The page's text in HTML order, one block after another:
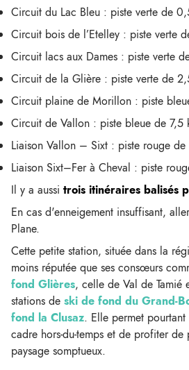
Circuit du Lac Bleu : piste verte de
Circuit bois de l’Etelley : piste verte
Circuit lacs aux Dames : piste verte
Circuit de la Glière : piste verte de
Circuit plaine de Morillon : piste
Circuit de Vallon : piste bleue de 7,5
Liaison Vallon – Sixt : piste rouge
Liaison Sixt–Fer à Cheval : piste
Il y a aussi trois itinéraires balisés
En cas d'enneigement insuffisant,
Plane.
Cette petite station, située dans la
moins réputée que ses consœurs
fond Glières, celle de Val de Tamié
stations de ski de fond du Grand-
fond la Clusaz. Elle permet
cadre hors-du-temps et de profiter de
paysage somptueux.